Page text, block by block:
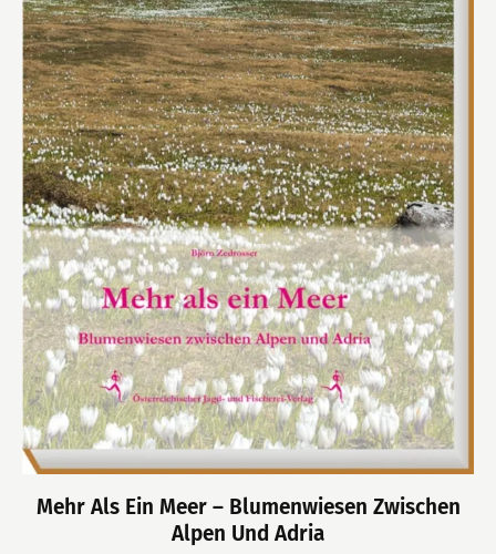
Mehr Als Ein Meer – Blumenwiesen Zwischen
Alpen Und Adria